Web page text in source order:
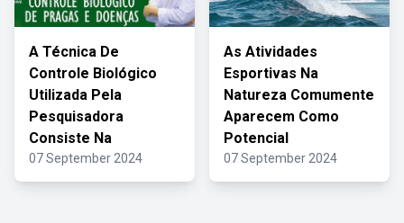
A Técnica De
Controle Biológico
Utilizada Pela
Pesquisadora
Consiste Na
07 September 2024
As Atividades
Esportivas Na
Natureza Comumente
Aparecem Como
Potencial
07 September 2024